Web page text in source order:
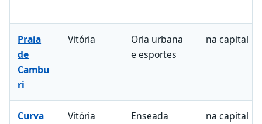
Praia
de
Cambu
ri
Vitória
Orla urbana
e esportes
na capital
Curva
Vitória
Enseada
na capital